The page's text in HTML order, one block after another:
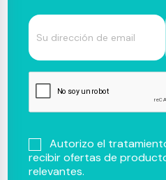
Autorizo el
recibir ofertas de
relevantes.